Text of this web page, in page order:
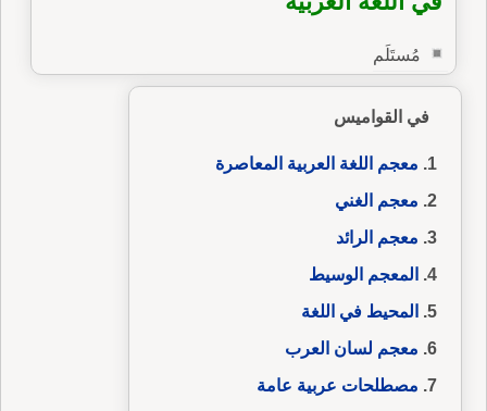
مُستَلَم
في القواميس
معجم اللغة العربية المعاصرة
معجم الغني
معجم الرائد
المعجم الوسيط
المحيط في اللغة
معجم لسان العرب
مصطلحات عربية عامة